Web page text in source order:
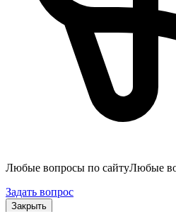
Любые вопросы по сайтуЛюбые
Задать вопрос
Закрыть